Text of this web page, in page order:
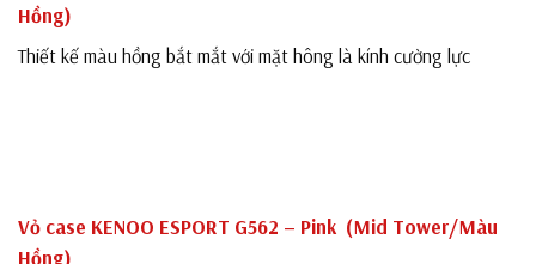
Hồng)
Thiết kế màu hồng bắt mắt với mặt hông là kính cường lực
Vỏ case KENOO ESPORT G562 – Pink (Mid Tower/Màu
Hồng)